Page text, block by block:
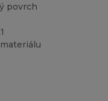
povrch